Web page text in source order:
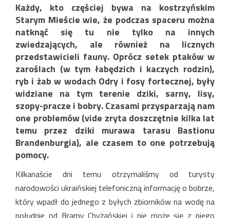
Każdy, kto częściej bywa na kostrzyńskim
Starym Mieście wie, że podczas spaceru można
natknąć się tu nie tylko na innych
zwiedzających, ale również na licznych
przedstawicieli fauny. Oprócz setek ptaków w
zaroślach (w tym łabędzich i kaczych rodzin),
ryb i żab w wodach Odry i fosy fortecznej, były
widziane na tym terenie dziki, sarny, lisy,
szopy-pracze i bobry. Czasami przysparzają nam
one problemów (vide zryta doszczętnie kilka lat
temu przez dziki murawa tarasu Bastionu
Brandenburgia), ale czasem to one potrzebują
pomocy.
Kilkanaście dni temu otrzymaliśmy od turysty
narodowości ukraińskiej telefoniczną informację o bobrze,
który wpadł do jednego z byłych zbiorników na wodę na
południe od Bramy Chyżańskiej i nie może się z niego